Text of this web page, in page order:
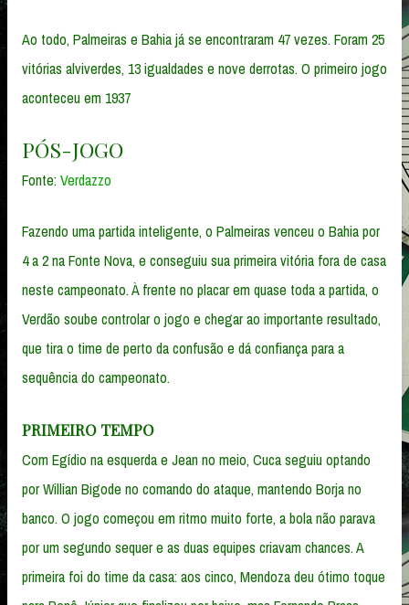
Ao todo, Palmeiras e Bahia já se encontraram 47 vezes. Foram 25
vitórias alviverdes, 13 igualdades e nove derrotas. O primeiro jogo
aconteceu em 1937
PÓS-JOGO
Fonte:Verdazzo
Fazendo uma partida inteligente, o Palmeiras venceu o Bahia por
4 a 2 na Fonte Nova, e conseguiu sua primeira vitória fora de casa
neste campeonato. À frente no placar em quase toda a partida, o
Verdão soube controlar o jogo e chegar ao importante resultado,
que tira o time de perto da confusão e dá confiança para a
sequência do campeonato.
PRIMEIRO TEMPO
Com Egídio na esquerda e Jean no meio, Cuca seguiu optando
por Willian Bigode no comando do ataque, mantendo Borja no
banco. O jogo começou em ritmo muito forte, a bola não parava
por um segundo sequer e as duas equipes criavam chances. A
primeira foi do time da casa: aos cinco, Mendoza deu ótimo toque